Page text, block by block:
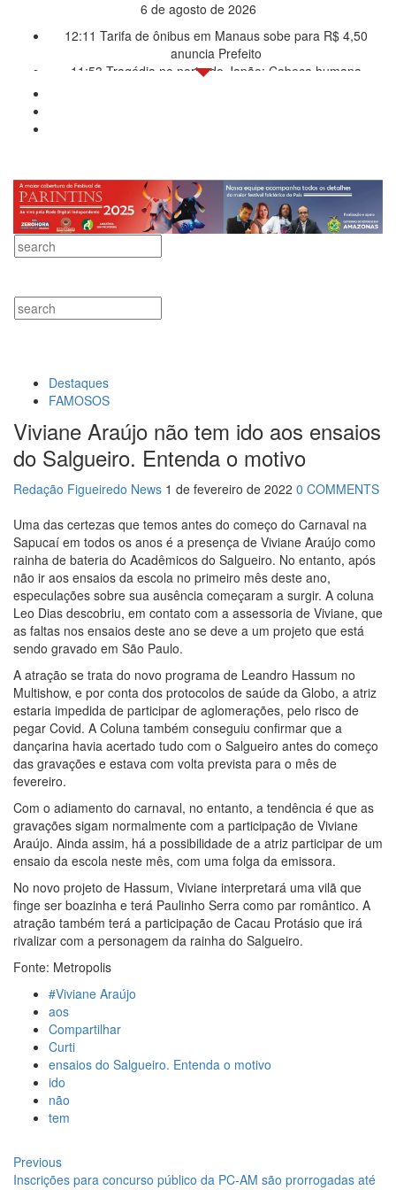
6 de agosto de 2026
12:11 Tarifa de ônibus em Manaus sobe para R$ 4,50
anuncia Prefeito
11:53 Tragédia no norte do Japão: Cabeça humana
Mundo Novo
11:01
Vídeo: “Sofá voador” aparece nos céus após
tempestade na Turquia
10:32Rússia destrói grandes depósitos de armas da OTAN
10:11Homem é executado a tiros dentro da própria
residência em Manaus
12:49Padrasto é pego assinando OnlyFans de enteada:
12:24
Vídeo de Zezé di Camargo desafinando viraliza e fãs
lamentam: “Luto”
11:43Postos serão fiscalizados para garantir queda nos
11:24Campanha intensifica combate à violência sexual
11:10Constituição e Lei Maria da Penha ganham tradução
em idioma indígena
11:04Sine Manaus oferta 167 vagas de emprego nesta
quinta-feira, 18/5
10:49Wilson Lima anuncia implantação de centro
integrado para atender crianças e adolescentes vítimas de
violência
13:24Dia Mundial da Hipertensão: SES-AM orienta sobre
prevenção e tratamento adequado da doença
13:19Professores do AM entram em greve e cobram
reajuste salarial de 25%
13:14Boi Caprichoso lança vídeos gravados pelos
dançarinos da Troup Caprichoso e Corpo de Dança
Caprichoso (CDC)
13:07
12:55PIB do Japão registra crescimento pela primeira vez
em 3 trimestres
12:49Anitta diz que ficou dez meses sem sexo e revela
como se sentiu
12:37Agenor Tupinambá fala sobre namoro com Lucas:
“Não houve traição”
12:23Influenciadora e ex são encontrados mortos em
carro no interior de SP
em casamento viraliza: “Filho da put*! Nojento!”
14:52Procon-AM orienta população que Lei do Troco é
11:59Empresário ‘Passarão’, dono do porto Chibatão,
11:52Petrobras anuncia nova política de preços de
11:22
atendimento a Pessoas com Deficiência
Destaques
FAMOSOS
Viviane Araújo não tem ido aos ensaios
do Salgueiro. Entenda o motivo
Redação Figueiredo News 1 de fevereiro de 2022 0 COMMENTS
Uma das certezas que temos antes do começo do Carnaval na
Sapucaí em todos os anos é a presença de Viviane Araújo como
rainha de bateria do Acadêmicos do Salgueiro. No entanto, após
não ir aos ensaios da escola no primeiro mês deste ano,
especulações sobre sua ausência começaram a surgir. A coluna
Leo Dias descobriu, em contato com a assessoria de Viviane, que
as faltas nos ensaios deste ano se deve a um projeto que está
sendo gravado em São Paulo.
A atração se trata do novo programa de Leandro Hassum no
Multishow, e por conta dos protocolos de saúde da Globo, a atriz
estaria impedida de participar de aglomerações, pelo risco de
pegar Covid. A Coluna também conseguiu confirmar que a
dançarina havia acertado tudo com o Salgueiro antes do começo
das gravações e estava com volta prevista para o mês de
fevereiro.
Com o adiamento do carnaval, no entanto, a tendência é que as
gravações sigam normalmente com a participação de Viviane
Araújo. Ainda assim, há a possibilidade de a atriz participar de um
ensaio da escola neste mês, com uma folga da emissora.
No novo projeto de Hassum, Viviane interpretará uma vilã que
finge ser boazinha e terá Paulinho Serra como par romântico. A
atração também terá a participação de Cacau Protásio que irá
rivalizar com a personagem da rainha do Salgueiro.
Fonte: Metropolis
#Viviane Araújo
aos
Compartilhar
Curti
ensaios do Salgueiro. Entenda o motivo
ido
não
tem
Navegação
PreviousPrevious
post:
Inscrições para concurso público da PC-AM são prorrogadas até